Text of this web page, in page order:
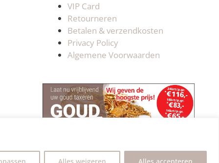
Alles weigeren Alles accepteren
VIP Card
Retourneren
Betalen & verzendkosten
Privacy Policy
Algemene Voorwaarden